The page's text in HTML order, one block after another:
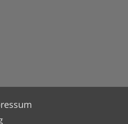
auf
Priesterseminar auf